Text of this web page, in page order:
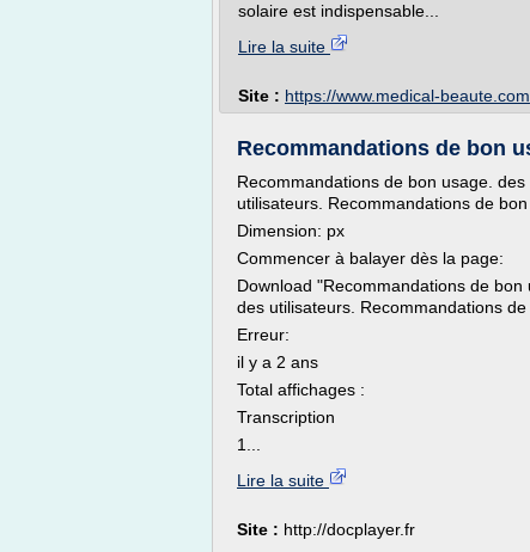
solaire est indispensable...
Lire la suite
Site : https://www.medical-beaute.com
Recommandations de bon
Recommandations de bon usage.
utilisateurs. Recommandations de bon
Dimension: px
Commencer à balayer dès la page:
Download "Recommandations de
des utilisateurs. Recommandations
Erreur:
il y a 2 ans
Total affichages :
Transcription
1...
Lire la suite
Site : http://docplayer.fr